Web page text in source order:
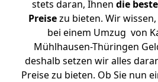
stets daran, Ihnen die
Preisezu bieten. Wir
bei einem Umzug von
Mühlhausen-Thüringen
deshalb setzen wir alles
Preise zu bieten. Ob Sie nun